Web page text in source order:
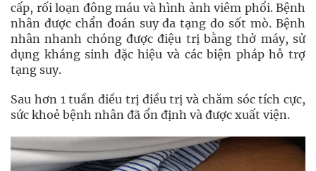
cấp, rối loạn đông máu và hình ảnh viêm phổi. Bệnh
nhân được chẩn đoán suy đa tạng do sốt mò. Bệnh
nhân nhanh chóng được điệu trị bằng thở máy, sử
dụng kháng sinh đặc hiệu và các biện pháp hỗ trợ
tạng suy.
Sau hơn 1 tuần điều trị điều trị và chăm sóc tích cực,
sức khoẻ bệnh nhân đã ổn định và được xuất viện.